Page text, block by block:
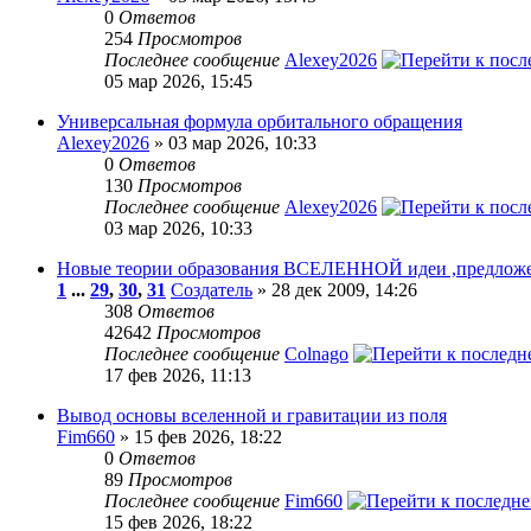
0 Ответов
254 Просмотров
Последнее сообщение Alexey2026
05 мар 2026, 15:45
Универсальная формула орбитального обращения
Alexey2026 » 03 мар 2026, 10:33
0 Ответов
130 Просмотров
Последнее сообщение Alexey2026
03 мар 2026, 10:33
Новые теории образования ВСЕЛЕННОЙ идеи
1 ... 29, 30, 31 Создатель » 28 дек 2009, 14:26
308 Ответов
42642 Просмотров
Последнее сообщение Colnago
17 фев 2026, 11:13
Вывод основы вселенной и гравитации из поля
Fim660 » 15 фев 2026, 18:22
0 Ответов
89 Просмотров
Последнее сообщение Fim660
15 фев 2026, 18:22